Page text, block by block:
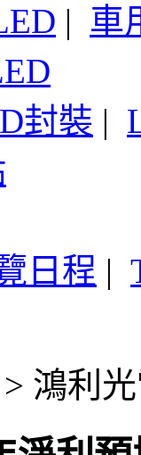
| 車
封裝 |
日程 |
> 鴻利